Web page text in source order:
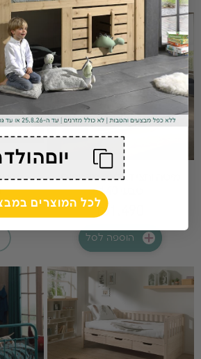
מיטה וחצי דאלאס מונטסורי
₪1,490
הוספה לסל
לכל המוצרים